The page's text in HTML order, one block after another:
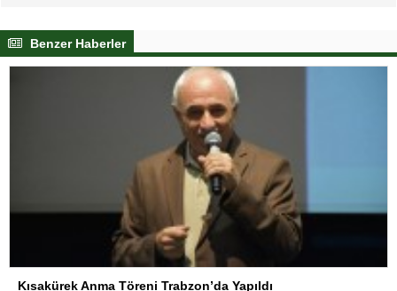
Benzer Haberler
Kısakürek Anma Töreni Trabzon’da Yapıldı